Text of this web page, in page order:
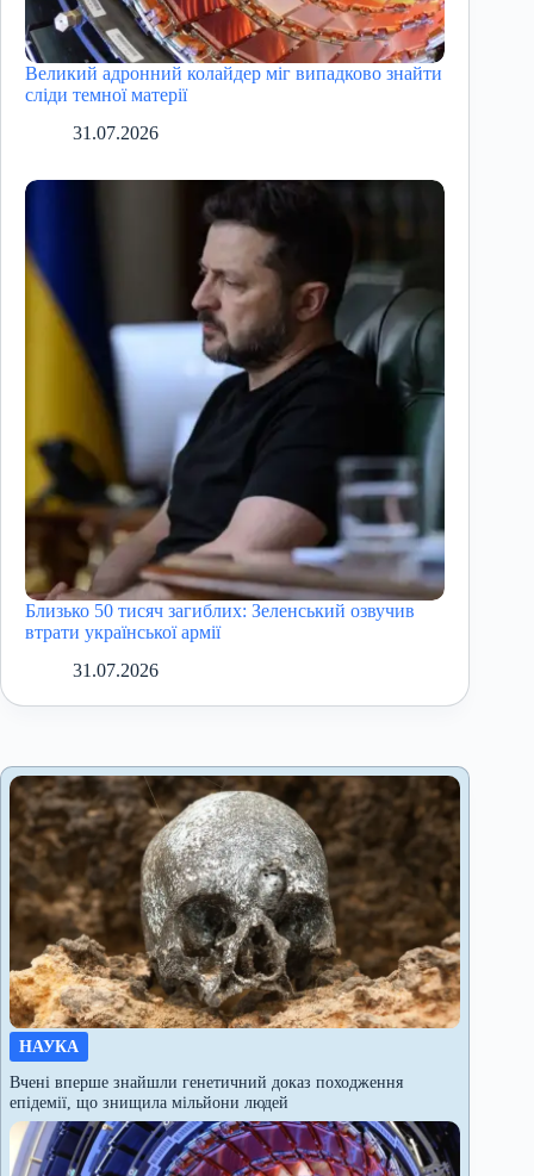
Великий адронний колайдер міг випадково знайти
сліди темної матерії
31.07.2026
Близько 50 тисяч загиблих: Зеленський озвучив
втрати української армії
31.07.2026
НАУКА
Вчені вперше знайшли генетичний доказ походження
епідемії, що знищила мільйони людей